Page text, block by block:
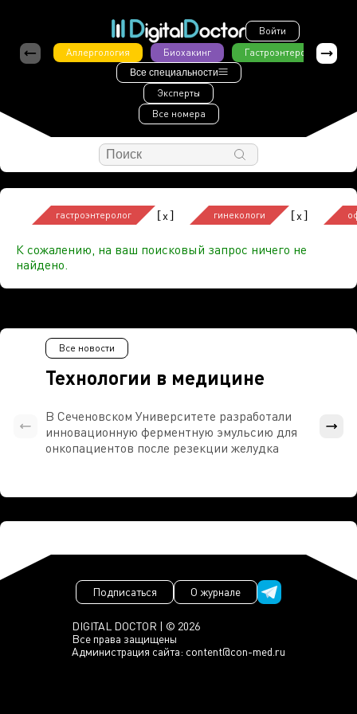
Войти
Аллергология
Биохакинг Гастроэнтерология
Все специальности
Эксперты
Все номера
гастроэнтеролог [x] гинекологи [x]
К сожалению, на ваш поисковый запрос ничего не
найдено.
Технологии в медицине
Все новости
В Сеченовском Университете разработали
инновационную ферментную эмульсию для
онкопациентов после резекции желудка
DIGITAL DOCTOR | © 2026
Все права защищены
Администрация сайта: content@con-med.ru
Подписаться О журнале